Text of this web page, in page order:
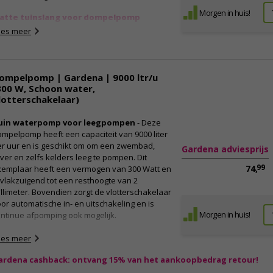
tuinslang voor dompelpomp
platte tuinslang van het merk Gardena is
is 10 meter lang en heeft tijdens het
een diameter 38 millimeter. Na gebruik
de slang weer plat worden, waardoor je dit
Daarnaast is de slang drukbestendig tot
bar en is de slang gemaakt van PVC materiaal
het niet nodig is om de slang na
op te laten drogen. Deze dubbellaagse
is UV-bestendig, weerbestendig en zeer
Bovendien wordt de benodigde
meegeleverd.
Geschikt voor alle soorten dompelpompen
UV- en weerbestendig
meer
Morgen in huis!
| Gardena | 9000 ltr/u
W, Schoon water,
waterpomp voor leegpompen- Deze
heeft een capaciteit van 9000 liter
uur en is geschikt om om een zwembad,
en zelfs kelders leeg te pompen. Dit
heeft een vermogen van 300 Watt en
tot een resthoogte van 2
Bovendien zorgt de vlotterschakelaar
automatische in- en uitschakeling en is
afpomping ook mogelijk.
dompelpomp voor automatisch
deze dompelpomp kun jij heel eenvoudig
meer
Gardena adviesprijs
74,99
Morgen in huis!
cashback: ontvang 15% van het aankoopbedrag retour!